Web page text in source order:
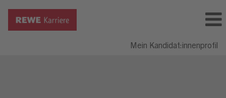
Mein Kandidat:innenprofil